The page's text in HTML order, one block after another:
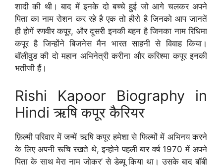
शादी की थी। बाद में इनके दो बच्चे हुई जो आगे चलकर अपने
पिता का नाम रोशन कर रहे है एक तो हीरो है जिनको आप जानतें
ही होगें रणवीर कपूर, और दूसरी इनकी बहन है जिनका नाम रिधिमा
कपूर है जिन्होंने बिजनेस मैन भारत साहनी से विवाह किया।
बॉलीवुड की दो महान अभिनेत्री करीना और करिश्मा कपूर इनकी
भतीजी हैं।
Rishi Kapoor Biography in
Hindi ऋषि कपूर कैरियर
फ़िल्मी परिवार में जन्में ऋषि कपूर हमेशा से फिल्मों में अभिनय करने
के लिए अपनी रूचि रखते थे, इन्होने पहली बार वर्ष 1970 में अपने
पिता के साथ मेरा नाम जोकर’ से डेब्यू किया था। उसके बाद बॉबी